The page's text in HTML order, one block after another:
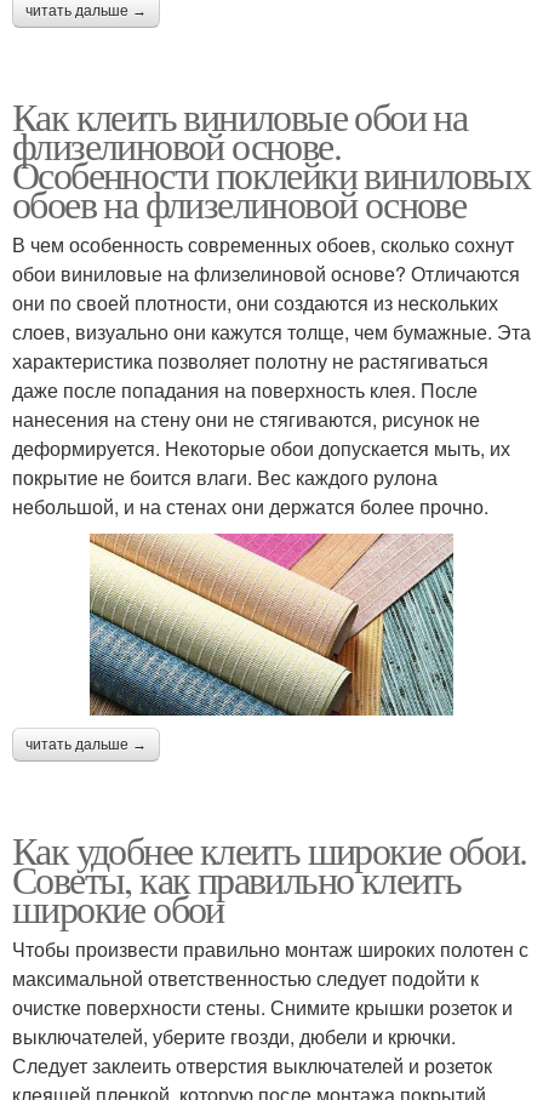
читать дальше →
Как клеить виниловые обои на
флизелиновой основе.
Особенности поклейки виниловых
обоев на флизелиновой основе
В чем особенность современных обоев, сколько сохнут
обои виниловые на флизелиновой основе? Отличаются
они по своей плотности, они создаются из нескольких
слоев, визуально они кажутся толще, чем бумажные. Эта
характеристика позволяет полотну не растягиваться
даже после попадания на поверхность клея. После
нанесения на стену они не стягиваются, рисунок не
деформируется. Некоторые обои допускается мыть, их
покрытие не боится влаги. Вес каждого рулона
небольшой, и на стенах они держатся более прочно.
читать дальше →
Как удобнее клеить широкие обои.
Советы, как правильно клеить
широкие обои
Чтобы произвести правильно монтаж широких полотен с
максимальной ответственностью следует подойти к
очистке поверхности стены. Снимите крышки розеток и
выключателей, уберите гвозди, дюбели и крючки.
Следует заклеить отверстия выключателей и розеток